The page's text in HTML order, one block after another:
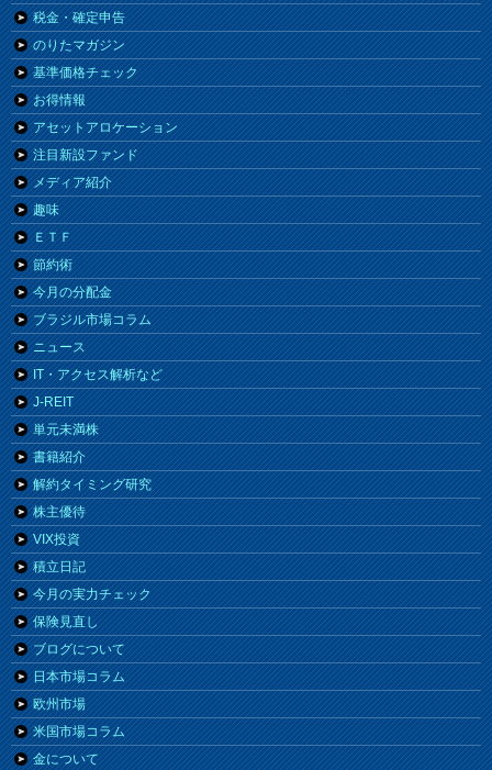
税金・確定申告
のりたマガジン
基準価格チェック
お得情報
アセットアロケーション
注目新設ファンド
メディア紹介
趣味
ＥＴＦ
節約術
今月の分配金
ブラジル市場コラム
ニュース
IT・アクセス解析など
J-REIT
単元未満株
書籍紹介
解約タイミング研究
株主優待
VIX投資
積立日記
今月の実力チェック
保険見直し
ブログについて
日本市場コラム
欧州市場
米国市場コラム
金について